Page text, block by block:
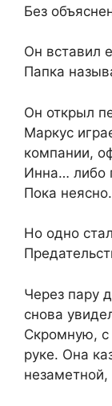
Без
Он вставил
Папка
Он открыл
Маркус
компании,
Инна… либо
Пока неясно.
Но одно
Через пару
снова
Скромную,
руке. Она
незаметной,